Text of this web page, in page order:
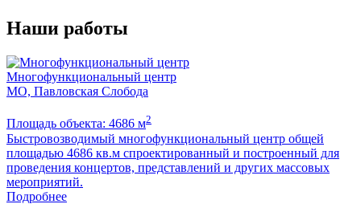
Наши работы
Многофункциональный центр
МО, Павловская Слобода
Площадь объекта: 4686 м2
Быстровозводимый многофункциональный центр общей
площадью 4686 кв.м спроектированный и построенный для
проведения концертов, представлений и других массовых
мероприятий.
Подробнее